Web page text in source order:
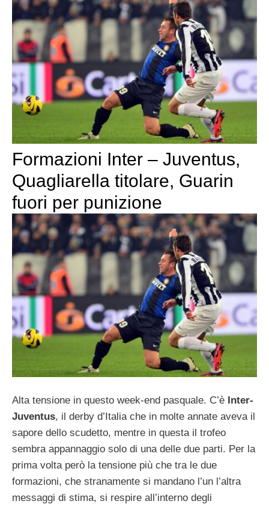
Formazioni Inter – Juventus,
Quagliarella titolare, Guarin
fuori per punizione
Alta tensione in questo week-end pasquale. C’è Inter-
Juventus, il derby d’Italia che in molte annate aveva il
sapore dello scudetto, mentre in questa il trofeo
sembra appannaggio solo di una delle due parti. Per la
prima volta però la tensione più che tra le due
formazioni, che stranamente si mandano l’un l’altra
messaggi di stima, si respire all’interno degli